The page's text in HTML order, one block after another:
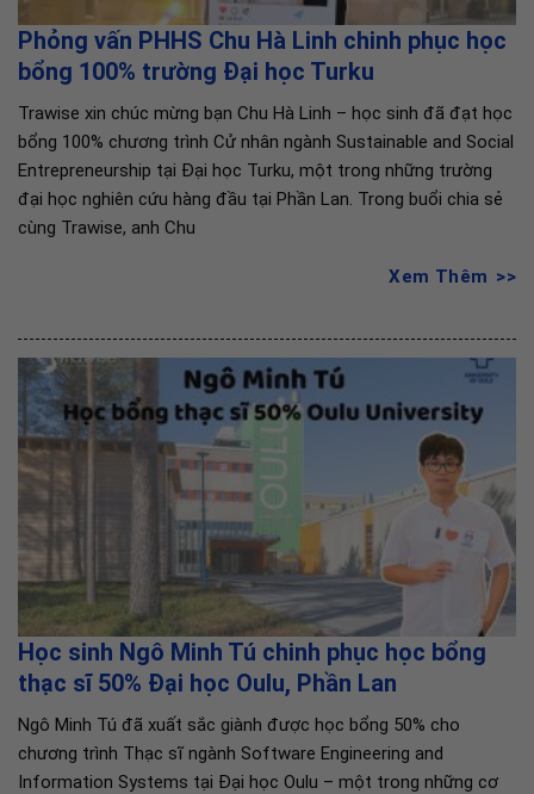
Phỏng vấn PHHS Chu Hà Linh chinh phục học
bổng 100% trường Đại học Turku
Trawise xin chúc mừng bạn Chu Hà Linh – học sinh đã đạt học
bổng 100% chương trình Cử nhân ngành Sustainable and Social
Entrepreneurship tại Đại học Turku, một trong những trường
đại học nghiên cứu hàng đầu tại Phần Lan. Trong buổi chia sẻ
cùng Trawise, anh Chu
Xem Thêm
Học sinh Ngô Minh Tú chinh phục học bổng
thạc sĩ 50% Đại học Oulu, Phần Lan
Ngô Minh Tú đã xuất sắc giành được học bổng 50% cho
chương trình Thạc sĩ ngành Software Engineering and
Information Systems tại Đại học Oulu – một trong những cơ